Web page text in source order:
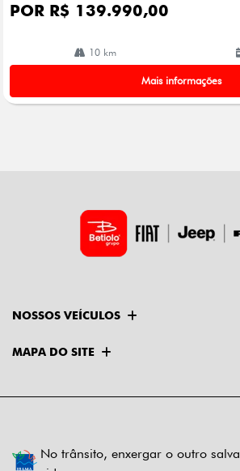
POR R$ 139.990,00
10 km
Mais informações
NOSSOS VEÍCULOS
MAPA DO SITE
No trânsito, enxergar o outro salva